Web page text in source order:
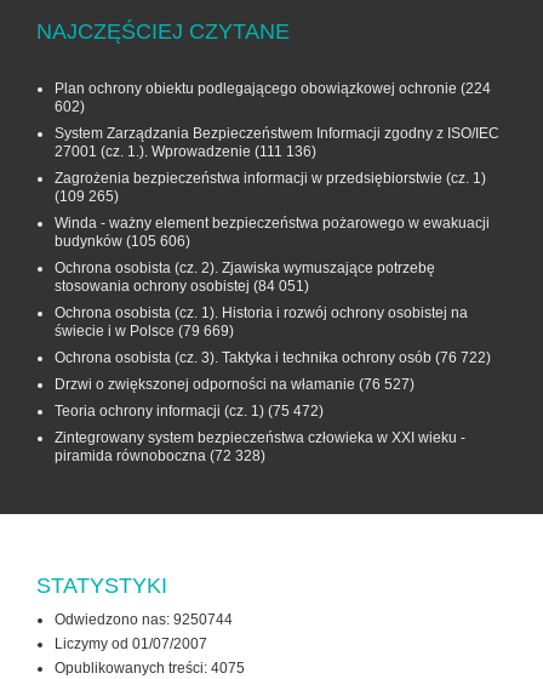
NAJCZĘŚCIEJ CZYTANE
Plan ochrony obiektu podlegającego obowiązkowej ochronie (224
602)
System Zarządzania Bezpieczeństwem Informacji zgodny z ISO/IEC
27001 (cz. 1.). Wprowadzenie (111 136)
Zagrożenia bezpieczeństwa informacji w przedsiębiorstwie (cz. 1)
(109 265)
Winda - ważny element bezpieczeństwa pożarowego w ewakuacji
budynków (105 606)
Ochrona osobista (cz. 2). Zjawiska wymuszające potrzebę
stosowania ochrony osobistej (84 051)
Ochrona osobista (cz. 1). Historia i rozwój ochrony osobistej na
świecie i w Polsce (79 669)
Ochrona osobista (cz. 3). Taktyka i technika ochrony osób (76 722)
Drzwi o zwiększonej odporności na włamanie (76 527)
Teoria ochrony informacji (cz. 1) (75 472)
Zintegrowany system bezpieczeństwa człowieka w XXI wieku -
piramida równoboczna (72 328)
STATYSTYKI
Odwiedzono nas: 9250744
Liczymy od 01/07/2007
Opublikowanych treści: 4075